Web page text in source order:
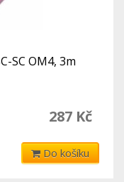
SC OM4, 3m
287 Kč
Do košíku